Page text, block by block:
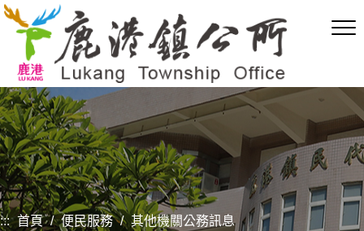
跳
內
容
區
塊
::: 首頁 / 便民服務 / 其他機關公務訊息